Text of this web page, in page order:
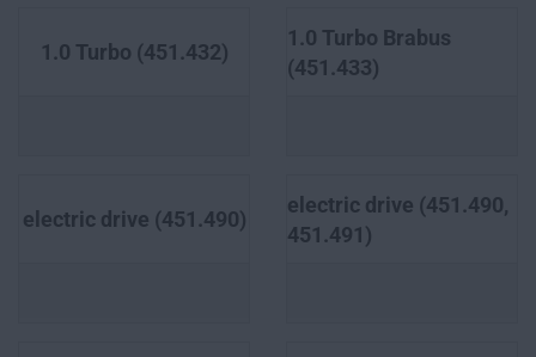
1.0 Turbo (451.432)
1.0 Turbo Brabus
(451.433)
electric drive (451.490)
electric drive (451.490,
451.491)